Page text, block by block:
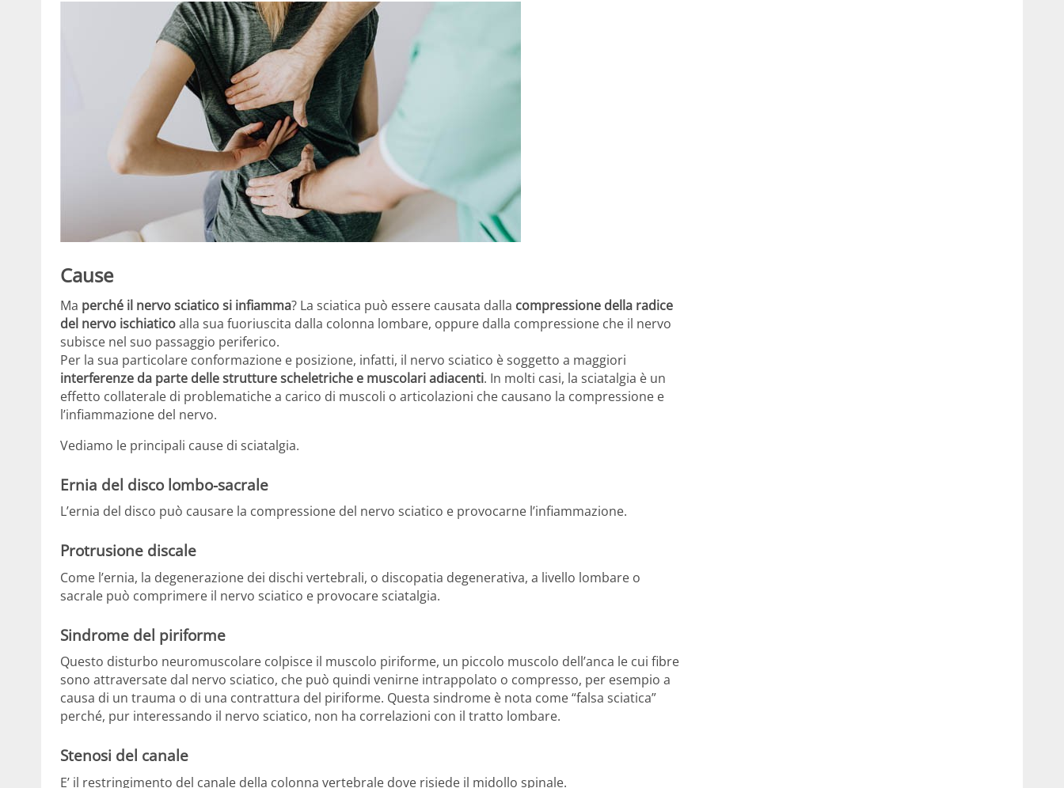
Cause
Ma perché il nervo sciatico si infiamma? La sciatica può essere causata dalla compressione della radice
del nervo ischiaticoalla sua fuoriuscita dalla colonna lombare, oppure dalla compressione che il nervo
subisce nel suo passaggio periferico.
Per la sua particolare conformazione e posizione, infatti, il nervo sciatico è soggetto a maggiori
interferenze da parte delle strutture scheletriche e muscolari adiacenti. In molti casi, la sciatalgia è un
effetto collaterale di problematiche a carico di muscoli o articolazioni che causano la compressione e
l’infiammazione del nervo.
Vediamo le principali cause di sciatalgia.
Ernia del disco lombo-sacrale
L’ernia del disco può causare la compressione del nervo sciatico e provocarne l’infiammazione.
Protrusione discale
Come l’ernia, la degenerazione dei dischi vertebrali, o discopatia degenerativa, a livello lombare o
sacrale può comprimere il nervo sciatico e provocare sciatalgia.
Sindrome del piriforme
Questo disturbo neuromuscolare colpisce il muscolo piriforme, un piccolo muscolo dell’anca le cui fibre
sono attraversate dal nervo sciatico, che può quindi venirne intrappolato o compresso, per esempio a
causa di un trauma o di una contrattura del piriforme. Questa sindrome è nota come “falsa sciatica”
perché, pur interessando il nervo sciatico, non ha correlazioni con il tratto lombare.
Stenosi del canale
E’ il restringimento del canale della colonna vertebrale dove risiede il midollo spinale.